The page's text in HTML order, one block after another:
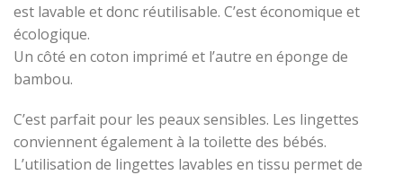
est lavable et donc réutilisable. C’est économique et
écologique.
Un côté en coton imprimé et l’autre en éponge de
bambou.
C’est parfait pour les peaux sensibles. Les lingettes
conviennent également à la toilette des bébés.
L’utilisation de lingettes lavables en tissu permet de